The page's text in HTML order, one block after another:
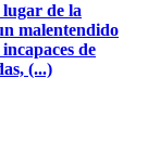
de la
malentendido
de
(...)